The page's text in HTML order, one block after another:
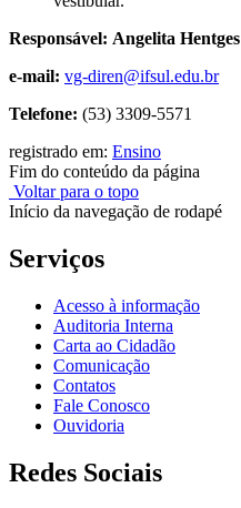
Responsável: Angelita Hentges
e-mail: vg-diren@ifsul.edu.br
Telefone: (53) 3309-5571
registrado em: Ensino
Fim do conteúdo da página
Voltar para o topo
Início da navegação de rodapé
Serviços
Acesso à informação
Auditoria Interna
Carta ao Cidadão
Comunicação
Contatos
Fale Conosco
Ouvidoria
Redes Sociais